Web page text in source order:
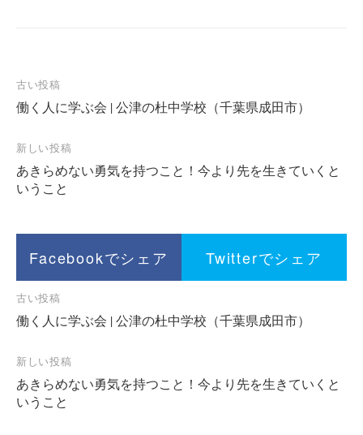
投
稿
ナ
ビ
ゲ
シ
ョ
ン
古い投稿
働く人に学ぶ会 | 公津の杜中学校（千葉県成田市）
新しい投稿
あきらめない勇気を持つこと！今より先を生きていくと
いうこと
Facebookでシェア Twitterでシェア
投
稿
ナ
ビ
ゲ
古い投稿
働く人に学ぶ会 | 公津の杜中学校（千葉県成田市）
新しい投稿
あきらめない勇気を持つこと！今より先を生きていくと
いうこと